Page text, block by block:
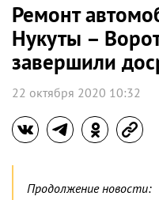
Ремонт
Нукуты –
завершили
22 октября 2020 10:32
Продолжение новости: